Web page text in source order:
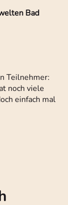
Bad
Teilnehmer:
noch viele
einfach mal